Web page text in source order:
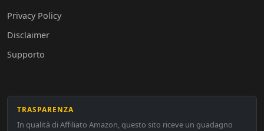
Privacy Policy
Disclaimer
Supporto
TRASPARENZA
In qualità di Affiliato Amazon, questo sito riceve un guadagno